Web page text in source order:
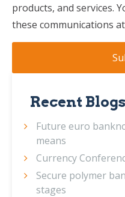
products, and services.
these communications
Recent Blogs
Future euro
means
Currency
Secure polymer
stages